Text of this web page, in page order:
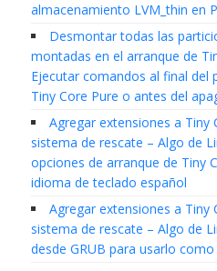
almacenamiento LVM_thin en
Desmontar todas las
montadas en el arranque de
Ejecutar comandos al final del
Tiny Core Pure o antes del
Agregar extensiones a Tiny
sistema de rescate – Algo de
opciones de arranque de Tiny
idioma de teclado español
Agregar extensiones a Tiny
sistema de rescate – Algo de
desde GRUB para usarlo